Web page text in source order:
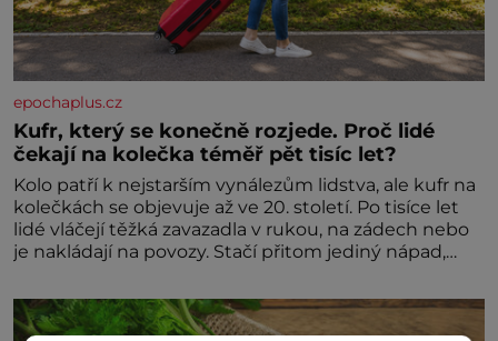
epochaplus.cz
Kufr, který se konečně rozjede. Proč lidé
čekají na kolečka téměř pět tisíc let?
Kolo patří k nejstarším vynálezům lidstva, ale kufr na
kolečkách se objevuje až ve 20. století. Po tisíce let
lidé vláčejí těžká zavazadla v rukou, na zádech nebo
je nakládají na povozy. Stačí přitom jediný nápad,
dlouho nedostane. Až jednou se na letišti ozve věta,
která změní